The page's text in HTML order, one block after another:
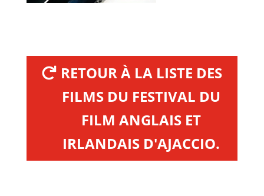
RETOUR À LA LISTE DES
FILMS DU FESTIVAL DU
FILM ANGLAIS ET
IRLANDAIS D'AJACCIO.